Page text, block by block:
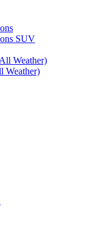
SUV
Weather)
Weather)